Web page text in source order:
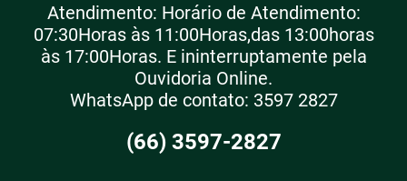
Atendimento: Horário de Atendimento:
07:30Horas às 11:00Horas,das 13:00horas
às 17:00Horas. E ininterruptamente pela
Ouvidoria Online.
WhatsApp de contato: 3597 2827
(66) 3597-2827